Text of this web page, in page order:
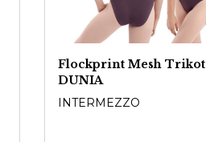
Flockprint Mesh Trikot
DUNIA
INTERMEZZO